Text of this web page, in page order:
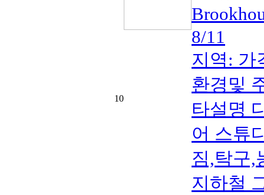
10
8/11
지역: 가
환경및
타설명
어 스튜
짐,탁구,
지하철